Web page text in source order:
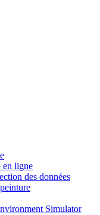
ligne
des données
Simulator